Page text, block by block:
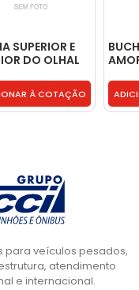
SUPERIOR E
DO OLHAL
- 0008903101
À COTAÇÃO
para veículos pesados,
atendimento
e internacional.